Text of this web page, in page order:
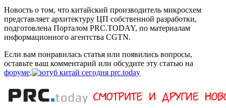
Новость о том, что китайский производитель микросхем
представляет архитектуру ЦП собственной разработки,
подготовлена Порталом PRC.TODAY, по материалам
информационного агентства CGTN.
Если вам понравилась статья или появились вопросы,
оставьте ваш комментарий или обсудите эту статью на
форуме.